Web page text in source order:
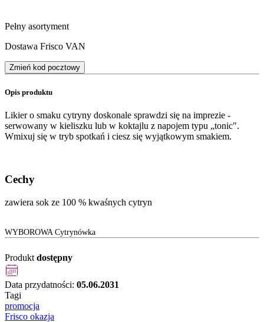
Pełny asortyment
Dostawa Frisco VAN
Zmień kod pocztowy
Opis produktu
Likier o smaku cytryny doskonale sprawdzi się na imprezie -
serwowany w kieliszku lub w koktajlu z napojem typu „tonic".
Wmixuj się w tryb spotkań i ciesz się wyjątkowym smakiem.
Cechy
zawiera sok ze 100 % kwaśnych cytryn
WYBOROWA Cytrynówka
Produkt dostępny
Data przydatności: 05.06.2031
Tagi
promocja
Frisco okazja